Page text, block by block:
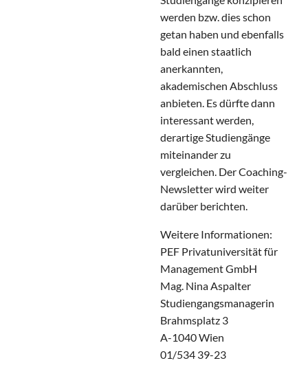
werden bzw. dies schon
getan haben und ebenfalls
bald einen staatlich
anerkannten,
akademischen Abschluss
anbieten. Es dürfte dann
interessant werden,
derartige Studiengänge
miteinander zu
vergleichen. Der Coaching-
Newsletter wird weiter
darüber berichten.
Weitere Informationen:
PEF Privatuniversität für
Management GmbH
Mag. Nina Aspalter
Studiengangsmanagerin
Brahmsplatz 3
A-1040 Wien
01/534 39-23